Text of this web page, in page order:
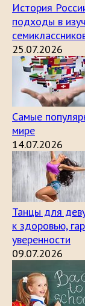
История
подходы в
25.07.2026
Самые
мире
14.07.2026
Танцы для
к здоровью,
уверенности
09.07.2026